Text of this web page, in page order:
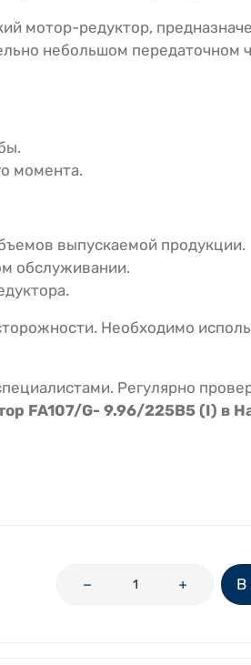
мотор-редуктор,
небольшом передаточном
момента.
выпускаемой продукции.
обслуживании.
Необходимо
Регулярно
FA107/G- 9.96/225B5 (I) в
В